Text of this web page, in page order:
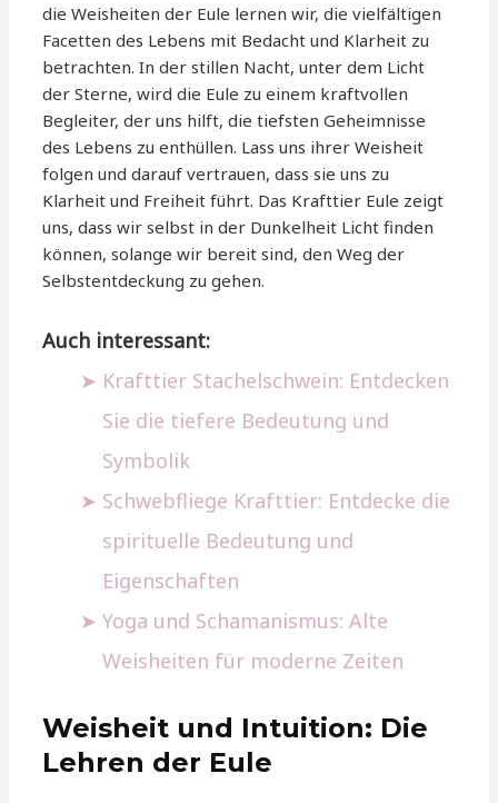
die Weisheiten der Eule lernen wir, die vielfältigen
Facetten des Lebens mit Bedacht und Klarheit zu
betrachten. In der stillen Nacht, unter dem Licht
der Sterne, wird die Eule zu einem kraftvollen
Begleiter, der uns hilft, die tiefsten Geheimnisse
des Lebens zu enthüllen. Lass uns ihrer Weisheit
folgen und darauf vertrauen, dass sie uns zu
Klarheit und Freiheit führt. Das Krafttier Eule zeigt
uns, dass wir selbst in der Dunkelheit Licht finden
können, solange wir bereit sind, den Weg der
Selbstentdeckung zu gehen.
Auch interessant:
Krafttier Stachelschwein: Entdecken
Sie die tiefere Bedeutung und
Symbolik
Schwebfliege Krafttier: Entdecke die
spirituelle Bedeutung und
Eigenschaften
Yoga und Schamanismus: Alte
Weisheiten für moderne Zeiten
Weisheit und Intuition: Die
Lehren der Eule